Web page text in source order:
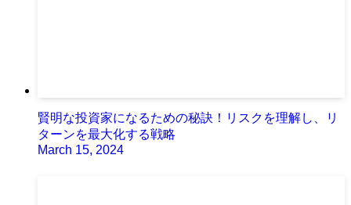
賢明な投資家になるための秘訣！リスクを理解し、リ
ターンを最大化する戦略
March 15, 2024